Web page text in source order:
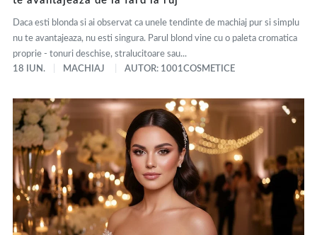
Daca esti blonda si ai observat ca unele tendinte de machiaj pur si simplu
nu te avantajeaza, nu esti singura. Parul blond vine cu o paleta cromatica
proprie - tonuri deschise, stralucitoare sau...
18 IUN.
MACHIAJ AUTOR: 1001COSMETICE